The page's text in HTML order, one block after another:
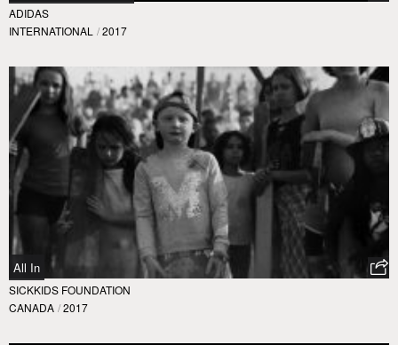
ADIDAS
INTERNATIONAL / 2017
All In
SICKKIDS FOUNDATION
CANADA / 2017